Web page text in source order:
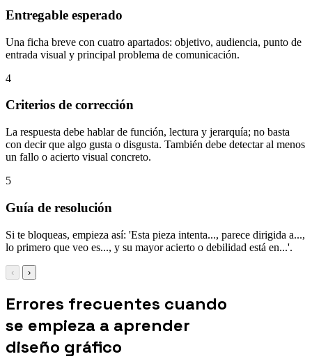
Entregable esperado
Una ficha breve con cuatro apartados: objetivo, audiencia, punto de
entrada visual y principal problema de comunicación.
4
Criterios de corrección
La respuesta debe hablar de función, lectura y jerarquía; no basta
con decir que algo gusta o disgusta. También debe detectar al menos
un fallo o acierto visual concreto.
5
Guía de resolución
Si te bloqueas, empieza así: 'Esta pieza intenta..., parece dirigida a...,
lo primero que veo es..., y su mayor acierto o debilidad está en...'.
‹ ›
Errores frecuentes cuando
se empieza a aprender
diseño gráfico